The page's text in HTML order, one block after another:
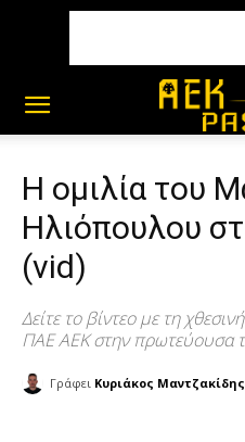
Η ομιλία του
Ηλιόπουλου
(vid)
Δείτε το βίντεο με τη
ΠΑΕ ΑΕΚ στην πρωτεύουσα
Γράφει Κυριάκος Μαντζακίδης